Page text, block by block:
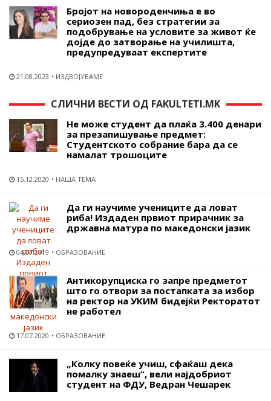
Бројот на новороденчиња е во
сериозен пад, без стратегии за
подобрување на условите за живот ќе
дојде до затворање на училишта,
предупредуваат експертите
21.08.2023 ИЗДВОЈУВАМЕ
СЛИЧНИ ВЕСТИ ОД FAKULTETI.MK
Не може студент да плаќа 3.400 денари
за презапишување предмет:
Студентското собрание бара да се
намалат трошоците
15.12.2020 НАША ТЕМА
Да ги научиме учениците да ловат
риба! Издаден првиот прирачник за
државна матура по македонски јазик
04.07.2019 ОБРАЗОВАНИЕ
Антикорупциска го запре предметот
што го отвори за постапката за избор
на ректор на УКИМ бидејќи Ректоратот
не работел
17.07.2020 ОБРАЗОВАНИЕ
„Колку повеќе учиш, сфаќаш дека
помалку знаеш“, вели најдобриот
студент на ФДУ, Ведран Чешарек